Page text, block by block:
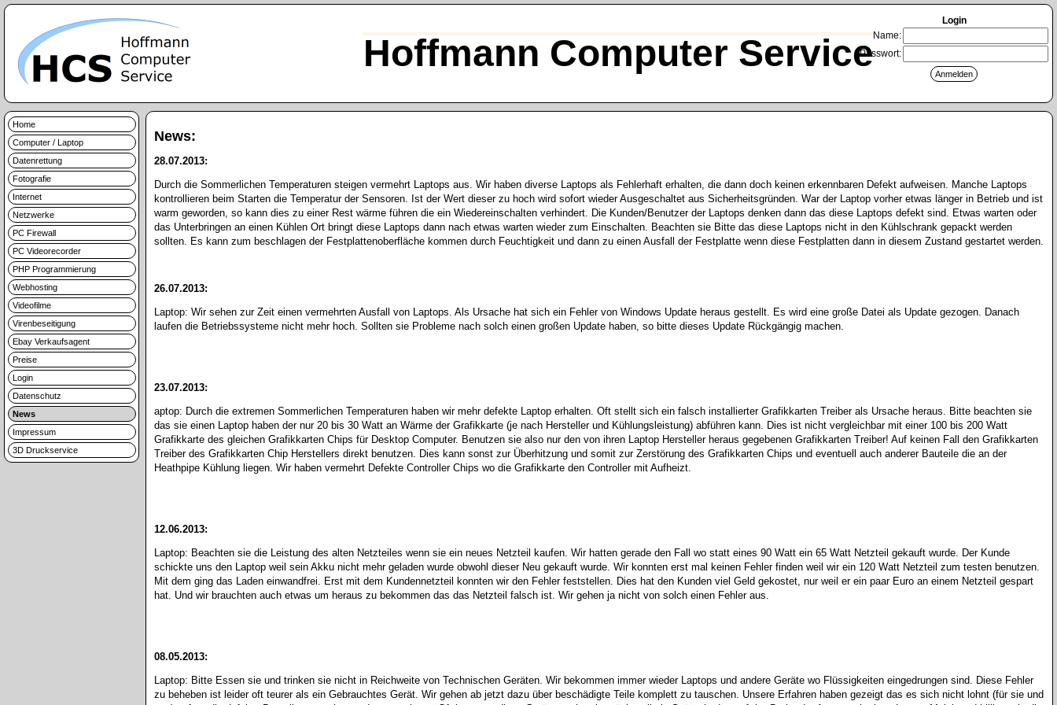
Hoffmann Computer Service
Login
Name:
Passwort:
Home
Computer / Laptop
Datenrettung
Fotografie
Internet
Netzwerke
PC Firewall
PC Videorecorder
PHP Programmierung
Webhosting
Videofilme
Virenbeseitigung
Ebay Verkaufsagent
Preise
Login
Datenschutz
News
Impressum
3D Druckservice
News:
28.07.2013:
Durch die Sommerlichen Temperaturen steigen vermehrt Laptops aus. Wir haben diverse Laptops als Fehlerhaft erhalten, die dann doch keinen erkennbaren Defekt aufweisen. Manche Laptops
kontrollieren beim Starten die Temperatur der Sensoren. Ist der Wert dieser zu hoch wird sofort wieder Ausgeschaltet aus Sicherheitsgründen. War der Laptop vorher etwas länger in Betrieb und ist
warm geworden, so kann dies zu einer Rest wärme führen die ein Wiedereinschalten verhindert. Die Kunden/Benutzer der Laptops denken dann das diese Laptops defekt sind. Etwas warten oder
das Unterbringen an einen Kühlen Ort bringt diese Laptops dann nach etwas warten wieder zum Einschalten. Beachten sie Bitte das diese Laptops nicht in den Kühlschrank gepackt werden
sollten. Es kann zum beschlagen der Festplattenoberfläche kommen durch Feuchtigkeit und dann zu einen Ausfall der Festplatte wenn diese Festplatten dann in diesem Zustand gestartet werden.
26.07.2013:
Laptop: Wir sehen zur Zeit einen vermehrten Ausfall von Laptops. Als Ursache hat sich ein Fehler von Windows Update heraus gestellt. Es wird eine große Datei als Update gezogen. Danach
laufen die Betriebssysteme nicht mehr hoch. Sollten sie Probleme nach solch einen großen Update haben, so bitte dieses Update Rückgängig machen.
23.07.2013:
aptop: Durch die extremen Sommerlichen Temperaturen haben wir mehr defekte Laptop erhalten. Oft stellt sich ein falsch installierter Grafikkarten Treiber als Ursache heraus. Bitte beachten sie
das sie einen Laptop haben der nur 20 bis 30 Watt an Wärme der Grafikkarte (je nach Hersteller und Kühlungsleistung) abführen kann. Dies ist nicht vergleichbar mit einer 100 bis 200 Watt
Grafikkarte des gleichen Grafikkarten Chips für Desktop Computer. Benutzen sie also nur den von ihren Laptop Hersteller heraus gegebenen Grafikkarten Treiber! Auf keinen Fall den Grafikkarten
Treiber des Grafikkarten Chip Herstellers direkt benutzen. Dies kann sonst zur Überhitzung und somit zur Zerstörung des Grafikkarten Chips und eventuell auch anderer Bauteile die an der
Heathpipe Kühlung liegen. Wir haben vermehrt Defekte Controller Chips wo die Grafikkarte den Controller mit Aufheizt.
12.06.2013:
Laptop: Beachten sie die Leistung des alten Netzteiles wenn sie ein neues Netzteil kaufen. Wir hatten gerade den Fall wo statt eines 90 Watt ein 65 Watt Netzteil gekauft wurde. Der Kunde
schickte uns den Laptop weil sein Akku nicht mehr geladen wurde obwohl dieser Neu gekauft wurde. Wir konnten erst mal keinen Fehler finden weil wir ein 120 Watt Netzteil zum testen benutzen.
Mit dem ging das Laden einwandfrei. Erst mit dem Kundennetzteil konnten wir den Fehler feststellen. Dies hat den Kunden viel Geld gekostet, nur weil er ein paar Euro an einem Netzteil gespart
hat. Und wir brauchten auch etwas um heraus zu bekommen das das Netzteil falsch ist. Wir gehen ja nicht von solch einen Fehler aus.
08.05.2013:
Laptop: Bitte Essen sie und trinken sie nicht in Reichweite von Technischen Geräten. Wir bekommen immer wieder Laptops und andere Geräte wo Flüssigkeiten eingedrungen sind. Diese Fehler
zu beheben ist leider oft teurer als ein Gebrauchtes Gerät. Wir gehen ab jetzt dazu über beschädigte Teile komplett zu tauschen. Unsere Erfahren haben gezeigt das es sich nicht lohnt (für sie und